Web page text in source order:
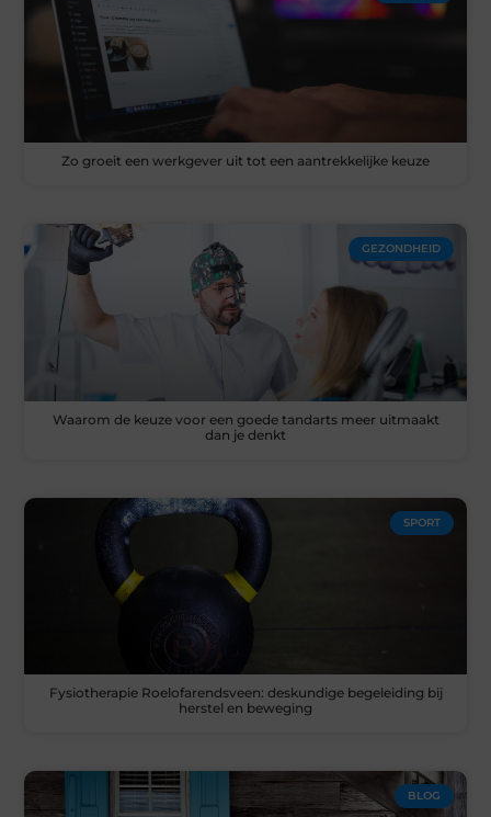
Zo groeit een werkgever uit tot een aantrekkelijke keuze
GEZONDHEID
Waarom de keuze voor een goede tandarts meer uitmaakt
dan je denkt
SPORT
Fysiotherapie Roelofarendsveen: deskundige begeleiding bij
herstel en beweging
BLOG